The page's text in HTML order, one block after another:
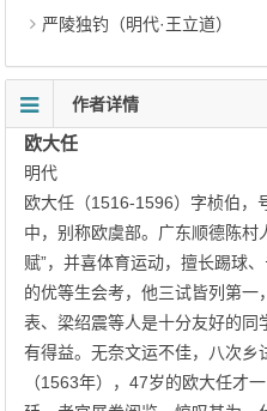
严陵独钓（明代·王立道）
作者详情
欧大任
明代
欧大任（1516-1596）字桢伯，
中，别称欧虞部。广东顺德陈村
赋”，并喜体育运动，擅长踢球
的优等生会考，他三试皆列第
表、梁绍震等人是十分友好的同
有得益。无奈文运不佳，八次乡
（1563年），47岁的欧大任才